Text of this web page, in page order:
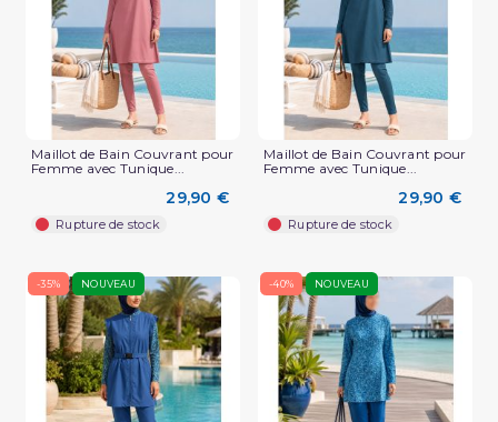
Maillot de Bain Couvrant pour
Femme avec Tunique...
29,90 €
Rupture de stock
Maillot de Bain Couvrant pour
Femme avec Tunique...
29,90 €
Rupture de stock
-35% NOUVEAU -40% NOUVEAU